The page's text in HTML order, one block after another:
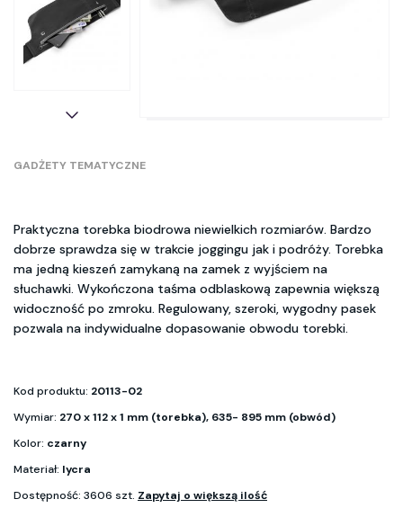
GADŻETY TEMATYCZNE
Praktyczna torebka biodrowa niewielkich rozmiarów. Bardzo
dobrze sprawdza się w trakcie joggingu jak i podróży. Torebka
ma jedną kieszeń zamykaną na zamek z wyjściem na
słuchawki. Wykończona taśma odblaskową zapewnia większą
widoczność po zmroku. Regulowany, szeroki, wygodny pasek
pozwala na indywidualne dopasowanie obwodu torebki.
Kod produktu: 20113-02
Wymiar: 270 x 112 x 1 mm (torebka), 635- 895 mm (obwód)
Kolor: czarny
Materiał: lycra
Dostępność: 3606 szt. Zapytaj o większą ilość